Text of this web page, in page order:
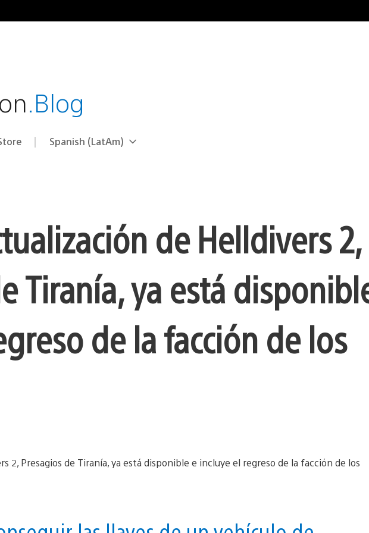
.Blog
Elige
Región
Spanish (LatAm)
de Helldivers 2,
Tiranía, ya está
de la facción de los